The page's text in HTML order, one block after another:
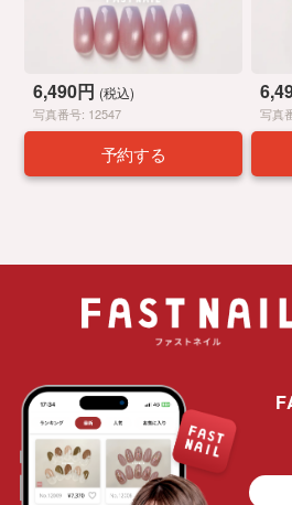
6,490円 (税込)
写真番号: 12547
予約する
写真